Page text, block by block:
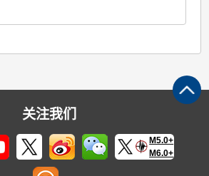
关注我们
M5.0+
M6.0+